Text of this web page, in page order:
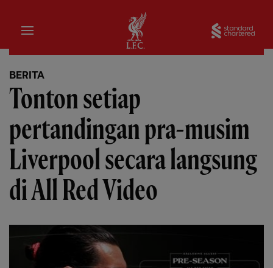
Rumah
BERITA
Tonton setiap
pertandingan pra-musim
Liverpool secara langsung
di All Red Video